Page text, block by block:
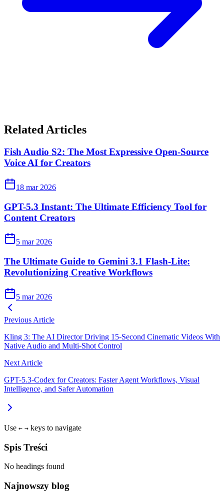
Related Articles
Fish Audio S2: The Most Expressive Open-Source
Voice AI for Creators
18 mar 2026
GPT-5.3 Instant: The Ultimate Efficiency Tool for
Content Creators
5 mar 2026
The Ultimate Guide to Gemini 3.1 Flash-Lite:
Revolutionizing Creative Workflows
5 mar 2026
Previous Article
Kling 3: The AI Director Driving 15‑Second Cinematic Videos With
Native Audio and Multi‑Shot Control
Next Article
GPT-5.3-Codex for Creators: Faster Agent Workflows, Visual
Intelligence, and Safer Automation
Use ← → keys to navigate
Spis Treści
No headings found
Najnowszy blog